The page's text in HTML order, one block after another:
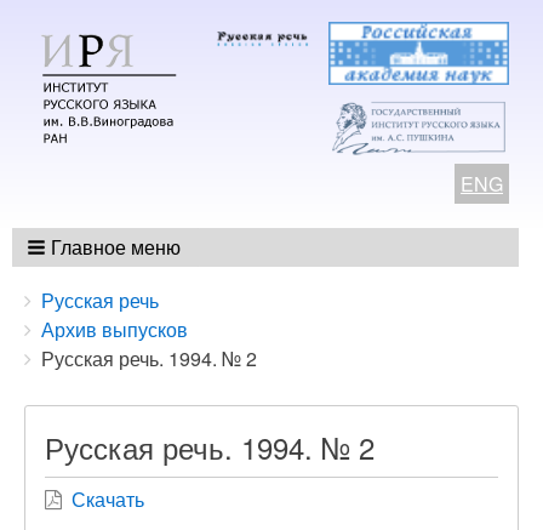
ENG
Главное меню
Breadcrumbs
You
are
here:
Русская речь
Архив выпусков
Русская речь. 1994. № 2
Русская речь. 1994. № 2
Скачать